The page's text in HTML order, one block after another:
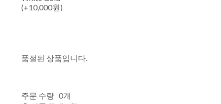
(+10,000원)
품절된 상품입니다.
주문 수량 0개